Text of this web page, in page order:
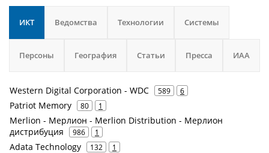
ИКТ Ведомства Технологии Системы
Персоны География Статьи Пресса ИАА
Western Digital Corporation - WDC 589 6
Patriot Memory 80 1
Merlion - Мерлион - Merlion Distribution - Мерлион
дистрибуция
986 1
Adata Technology 132 1